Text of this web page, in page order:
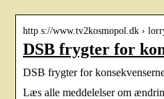
http s://www.tv2kosmopol.dk ›
DSB frygter for
DSB frygter for
Læs alle meddelelser om